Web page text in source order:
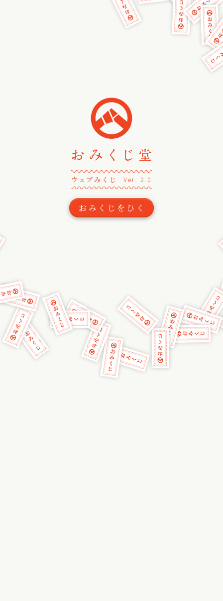
〰〰〰〰〰〰〰〰〰
ウェブみくじ Ver. 2.0
〰〰〰〰〰〰〰〰〰
おみくじをひく